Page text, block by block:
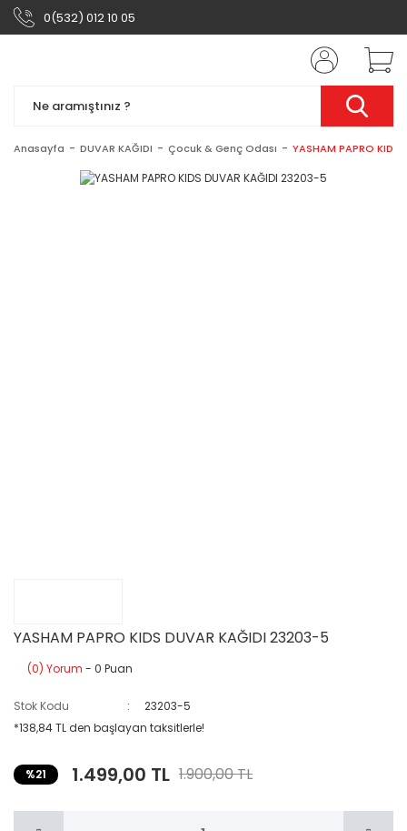
0(532) 012 10 05
Anasayfa DUVAR KAĞIDI Çocuk & Genç Odası YASHAM PAPRO
YASHAM PAPRO KIDS DUVAR KAĞIDI 23203-5
(0) Yorum - 0 Puan
Stok Kodu
23203-5
*138,84 TL den başlayan taksitlerle!
%21 1.499,00 TL 1.900,00 TL